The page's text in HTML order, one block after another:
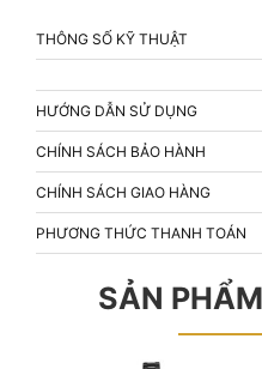
THÔNG SỐ KỸ THUẬT
HƯỚNG DẪN SỬ DỤNG
CHÍNH SÁCH BẢO HÀNH
CHÍNH SÁCH GIAO HÀNG
PHƯƠNG THỨC THANH TOÁN
SẢN